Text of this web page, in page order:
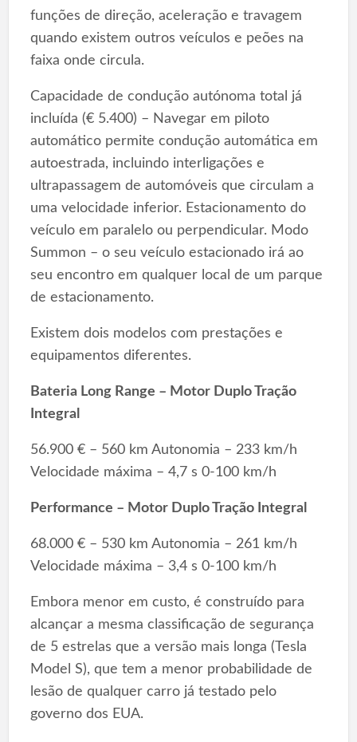
funções de direção, aceleração e travagem
quando existem outros veículos e peões na
faixa onde circula.
Capacidade de condução autónoma total já
incluída (€ 5.400) – Navegar em piloto
automático permite condução automática em
autoestrada, incluindo interligações e
ultrapassagem de automóveis que circulam a
uma velocidade inferior. Estacionamento do
veículo em paralelo ou perpendicular. Modo
Summon – o seu veículo estacionado irá ao
seu encontro em qualquer local de um parque
de estacionamento.
Existem dois modelos com prestações e
equipamentos diferentes.
Bateria Long Range – Motor Duplo Tração
Integral
56.900 € – 560 km Autonomia – 233 km/h
Velocidade máxima – 4,7 s 0-100 km/h
Performance – Motor Duplo Tração Integral
68.000 € – 530 km Autonomia – 261 km/h
Velocidade máxima – 3,4 s 0-100 km/h
Embora menor em custo, é construído para
alcançar a mesma classificação de segurança
de 5 estrelas que a versão mais longa (Tesla
Model S), que tem a menor probabilidade de
lesão de qualquer carro já testado pelo
governo dos EUA.